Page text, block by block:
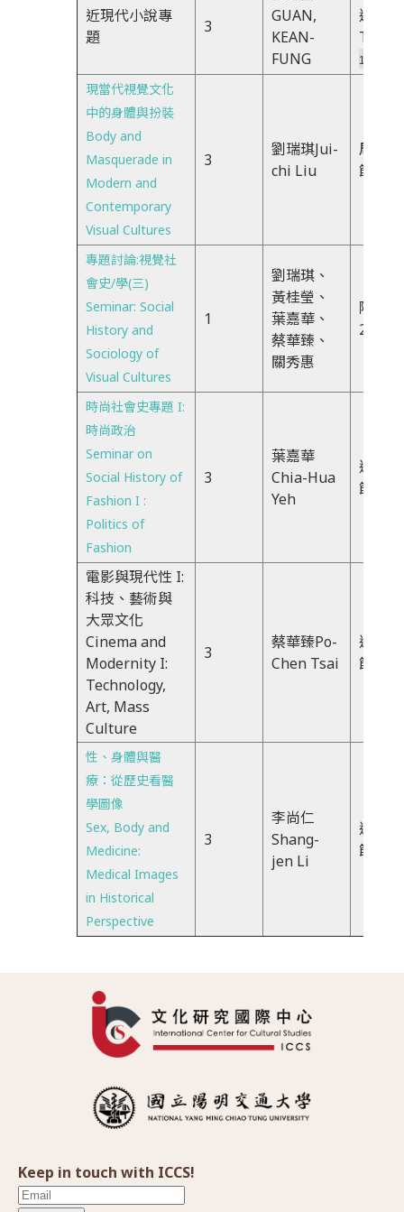
近現代小說專
題
3
GUAN,
KEAN-
FUNG
週四
14:20-
現當代視覺文化
中的身體與扮裝
Body and
Masquerade in
Modern and
Contemporary
Visual Cultures
3
劉瑞琪Jui-
chi Liu
周一
節
專題討論:視覺社
會史/學(三)
Seminar: Social
History and
Sociology of
Visual Cultures
1
劉瑞琪、
黃桂瑩、
葉嘉華、
蔡華臻、
關秀惠
隔週
23節
時尚社會史專題 I:
時尚政治
Seminar on
Social History of
Fashion I :
Politics of
Fashion
3
葉嘉華
Chia-Hua
Yeh
週三
節
電影與現代性 I:
科技、藝術與
大眾文化
Cinema and
Modernity I:
Technology,
Art, Mass
Culture
3
蔡華臻Po-
Chen Tsai
週五
節
性、身體與醫
療：從歷史看醫
學圖像
Sex, Body and
Medicine:
Medical Images
in Historical
Perspective
3
李尚仁
Shang-
jen Li
週二
節
Keep in touch with ICCS!